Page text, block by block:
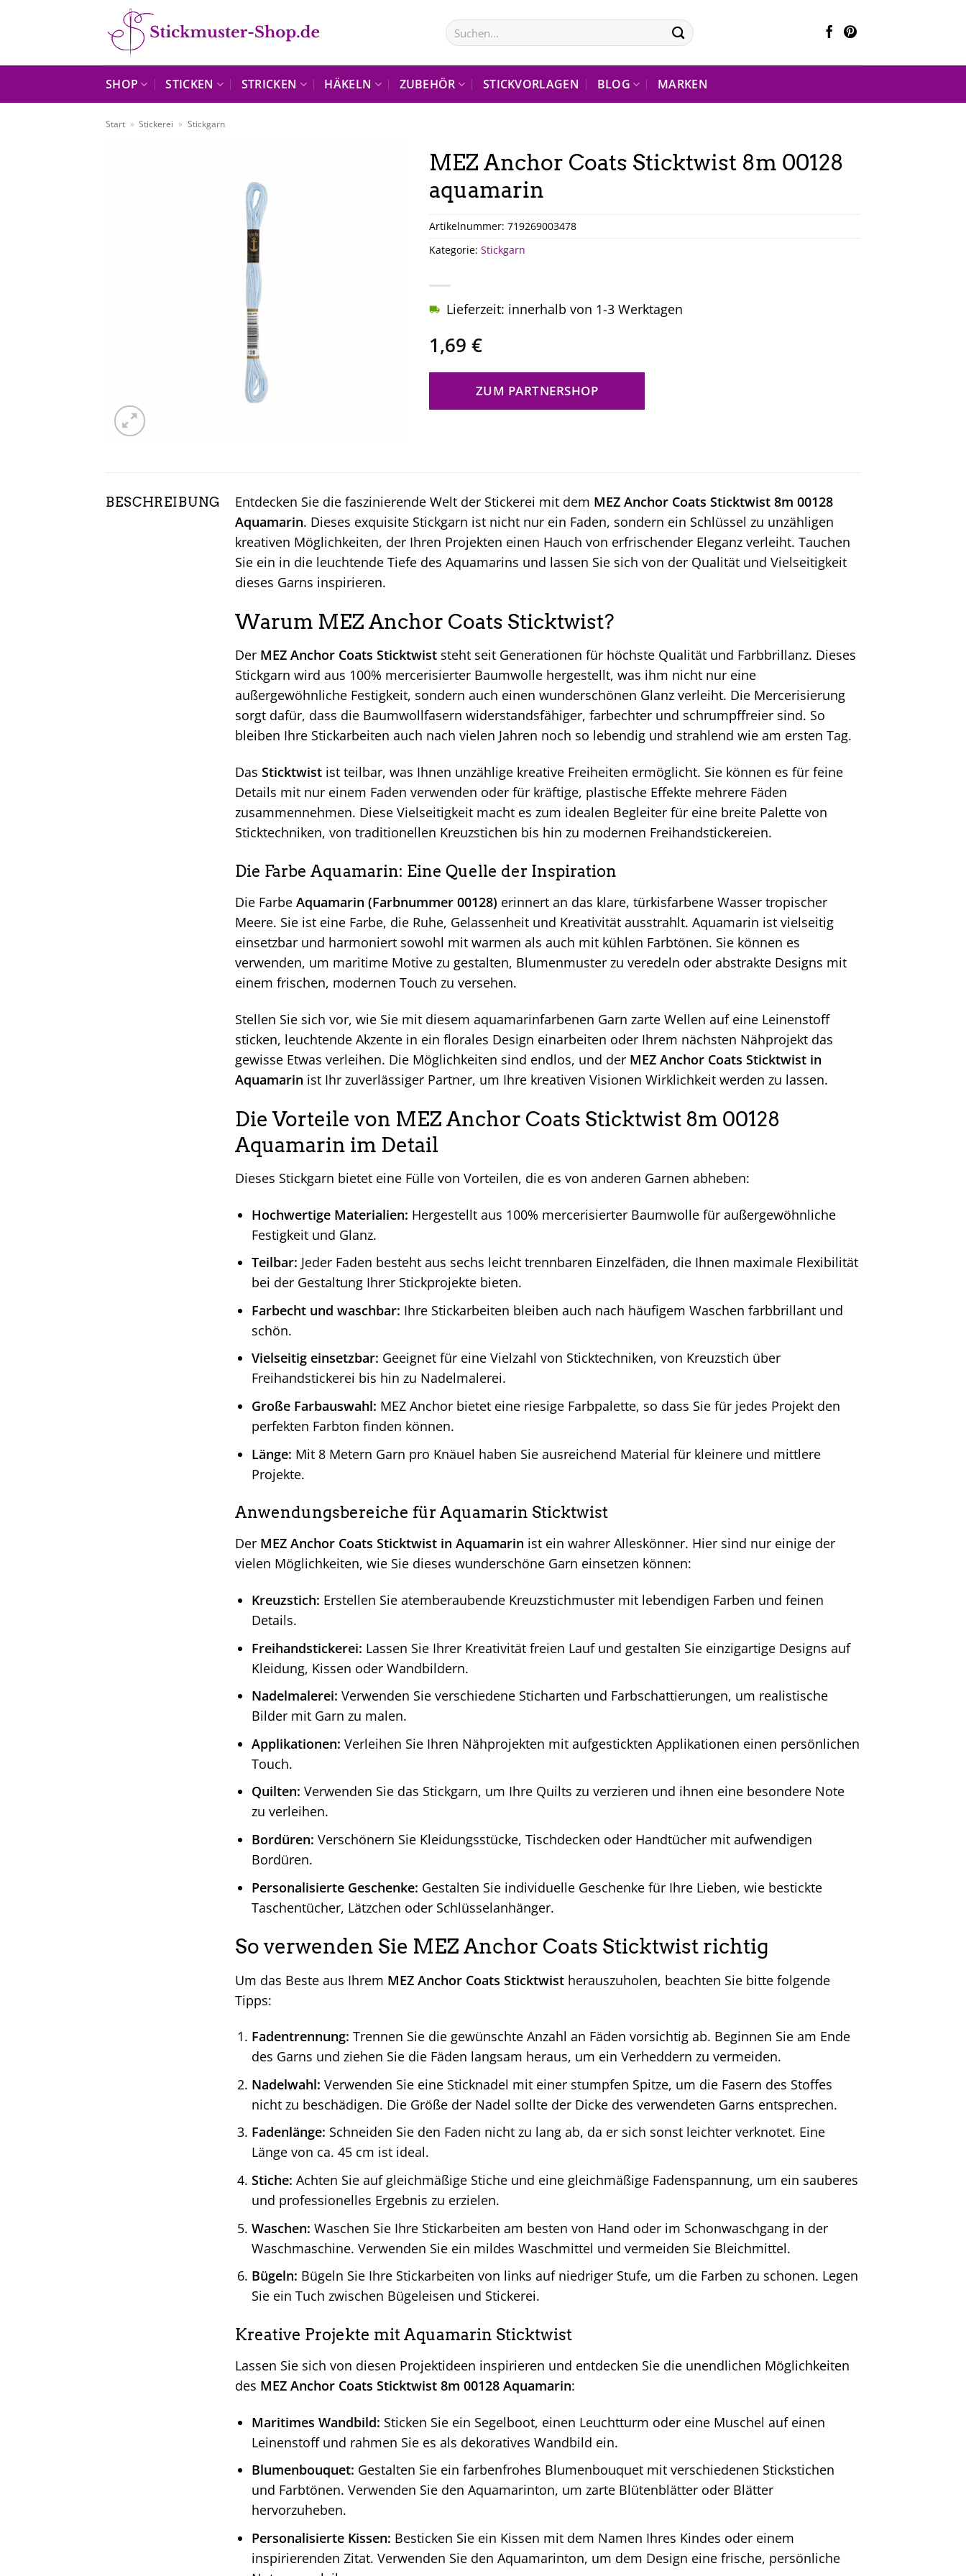
Suchen
nach:
SHOP STICKEN STRICKEN HÄKELN ZUBEHÖR STICKVORLAGEN BLOG MARKEN
Start » Stickerei » Stickgarn
MEZ Anchor Coats Sticktwist 8m 00128
aquamarin
1,69 €
Lieferzeit: innerhalb von 1-3 Werktagen
ZUM PARTNERSHOP
Artikelnummer: 719269003478
Kategorie: Stickgarn
BESCHREIBUNG Entdecken Sie die faszinierende Welt der Stickerei mit dem MEZ Anchor Coats Sticktwist 8m 00128
Aquamarin. Dieses exquisite Stickgarn ist nicht nur ein Faden, sondern ein Schlüssel zu unzähligen
kreativen Möglichkeiten, der Ihren Projekten einen Hauch von erfrischender Eleganz verleiht. Tauchen
Sie ein in die leuchtende Tiefe des Aquamarins und lassen Sie sich von der Qualität und Vielseitigkeit
dieses Garns inspirieren.
Warum MEZ Anchor Coats Sticktwist?
Der MEZ Anchor Coats Sticktwist steht seit Generationen für höchste Qualität und Farbbrillanz. Dieses
Stickgarn wird aus 100% mercerisierter Baumwolle hergestellt, was ihm nicht nur eine
außergewöhnliche Festigkeit, sondern auch einen wunderschönen Glanz verleiht. Die Mercerisierung
sorgt dafür, dass die Baumwollfasern widerstandsfähiger, farbechter und schrumpffreier sind. So
bleiben Ihre Stickarbeiten auch nach vielen Jahren noch so lebendig und strahlend wie am ersten Tag.
Das Sticktwist ist teilbar, was Ihnen unzählige kreative Freiheiten ermöglicht. Sie können es für feine
Details mit nur einem Faden verwenden oder für kräftige, plastische Effekte mehrere Fäden
zusammennehmen. Diese Vielseitigkeit macht es zum idealen Begleiter für eine breite Palette von
Sticktechniken, von traditionellen Kreuzstichen bis hin zu modernen Freihandstickereien.
Die Farbe Aquamarin: Eine Quelle der Inspiration
Die Farbe Aquamarin (Farbnummer 00128) erinnert an das klare, türkisfarbene Wasser tropischer
Meere. Sie ist eine Farbe, die Ruhe, Gelassenheit und Kreativität ausstrahlt. Aquamarin ist vielseitig
einsetzbar und harmoniert sowohl mit warmen als auch mit kühlen Farbtönen. Sie können es
verwenden, um maritime Motive zu gestalten, Blumenmuster zu veredeln oder abstrakte Designs mit
einem frischen, modernen Touch zu versehen.
Stellen Sie sich vor, wie Sie mit diesem aquamarinfarbenen Garn zarte Wellen auf eine Leinenstoff
sticken, leuchtende Akzente in ein florales Design einarbeiten oder Ihrem nächsten Nähprojekt das
gewisse Etwas verleihen. Die Möglichkeiten sind endlos, und der MEZ Anchor Coats Sticktwist in
Aquamarin ist Ihr zuverlässiger Partner, um Ihre kreativen Visionen Wirklichkeit werden zu lassen.
Die Vorteile von MEZ Anchor Coats Sticktwist 8m 00128
Aquamarin im Detail
Dieses Stickgarn bietet eine Fülle von Vorteilen, die es von anderen Garnen abheben:
Hochwertige Materialien: Hergestellt aus 100% mercerisierter Baumwolle für außergewöhnliche
Festigkeit und Glanz.
Teilbar: Jeder Faden besteht aus sechs leicht trennbaren Einzelfäden, die Ihnen maximale Flexibilität
bei der Gestaltung Ihrer Stickprojekte bieten.
Farbecht und waschbar: Ihre Stickarbeiten bleiben auch nach häufigem Waschen farbbrillant und
schön.
Vielseitig einsetzbar: Geeignet für eine Vielzahl von Sticktechniken, von Kreuzstich über
Freihandstickerei bis hin zu Nadelmalerei.
Große Farbauswahl: MEZ Anchor bietet eine riesige Farbpalette, so dass Sie für jedes Projekt den
perfekten Farbton finden können.
Länge: Mit 8 Metern Garn pro Knäuel haben Sie ausreichend Material für kleinere und mittlere
Projekte.
Anwendungsbereiche für Aquamarin Sticktwist
Der MEZ Anchor Coats Sticktwist in Aquamarin ist ein wahrer Alleskönner. Hier sind nur einige der
vielen Möglichkeiten, wie Sie dieses wunderschöne Garn einsetzen können:
Kreuzstich: Erstellen Sie atemberaubende Kreuzstichmuster mit lebendigen Farben und feinen
Details.
Freihandstickerei: Lassen Sie Ihrer Kreativität freien Lauf und gestalten Sie einzigartige Designs auf
Kleidung, Kissen oder Wandbildern.
Nadelmalerei: Verwenden Sie verschiedene Sticharten und Farbschattierungen, um realistische
Bilder mit Garn zu malen.
Applikationen: Verleihen Sie Ihren Nähprojekten mit aufgestickten Applikationen einen persönlichen
Touch.
Quilten: Verwenden Sie das Stickgarn, um Ihre Quilts zu verzieren und ihnen eine besondere Note
zu verleihen.
Bordüren: Verschönern Sie Kleidungsstücke, Tischdecken oder Handtücher mit aufwendigen
Bordüren.
Personalisierte Geschenke: Gestalten Sie individuelle Geschenke für Ihre Lieben, wie bestickte
Taschentücher, Lätzchen oder Schlüsselanhänger.
So verwenden Sie MEZ Anchor Coats Sticktwist richtig
Um das Beste aus Ihrem MEZ Anchor Coats Sticktwist herauszuholen, beachten Sie bitte folgende
Tipps:
Fadentrennung: Trennen Sie die gewünschte Anzahl an Fäden vorsichtig ab. Beginnen Sie am Ende
des Garns und ziehen Sie die Fäden langsam heraus, um ein Verheddern zu vermeiden.
Nadelwahl: Verwenden Sie eine Sticknadel mit einer stumpfen Spitze, um die Fasern des Stoffes
nicht zu beschädigen. Die Größe der Nadel sollte der Dicke des verwendeten Garns entsprechen.
Fadenlänge: Schneiden Sie den Faden nicht zu lang ab, da er sich sonst leichter verknotet. Eine
Länge von ca. 45 cm ist ideal.
Stiche: Achten Sie auf gleichmäßige Stiche und eine gleichmäßige Fadenspannung, um ein sauberes
und professionelles Ergebnis zu erzielen.
Waschen: Waschen Sie Ihre Stickarbeiten am besten von Hand oder im Schonwaschgang in der
Waschmaschine. Verwenden Sie ein mildes Waschmittel und vermeiden Sie Bleichmittel.
Bügeln: Bügeln Sie Ihre Stickarbeiten von links auf niedriger Stufe, um die Farben zu schonen. Legen
Sie ein Tuch zwischen Bügeleisen und Stickerei.
Kreative Projekte mit Aquamarin Sticktwist
Lassen Sie sich von diesen Projektideen inspirieren und entdecken Sie die unendlichen Möglichkeiten
des MEZ Anchor Coats Sticktwist 8m 00128 Aquamarin:
Maritimes Wandbild: Sticken Sie ein Segelboot, einen Leuchtturm oder eine Muschel auf einen
Leinenstoff und rahmen Sie es als dekoratives Wandbild ein.
Blumenbouquet: Gestalten Sie ein farbenfrohes Blumenbouquet mit verschiedenen Stickstichen
und Farbtönen. Verwenden Sie den Aquamarinton, um zarte Blütenblätter oder Blätter
hervorzuheben.
Personalisierte Kissen: Besticken Sie ein Kissen mit dem Namen Ihres Kindes oder einem
inspirierenden Zitat. Verwenden Sie den Aquamarinton, um dem Design eine frische, persönliche